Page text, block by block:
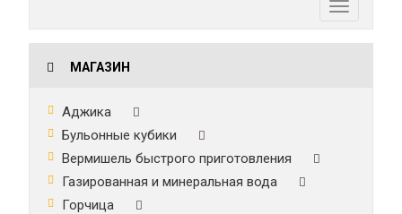
Toggle
navigation
МАГАЗИН
Аджика
Бульонные кубики
Вермишель быстрого приготовления
Газированная и минеральная вода
Горчица